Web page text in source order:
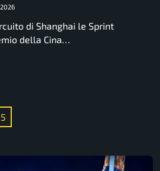
di Shanghai le Sprint
della Cina…